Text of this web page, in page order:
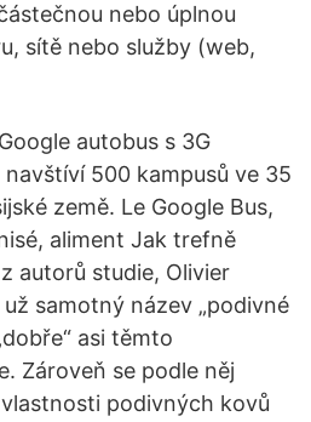
nebo úplnou
sítě nebo služby (web,
autobus s 3G
500 kampusů ve 35
země. Le Google Bus,
aliment Jak trefně
autorů studie, Olivier
samotný název „podivné
asi těmto
Zároveň se podle něj
podivných kovů